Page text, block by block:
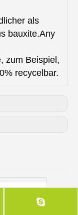
als
bauxite.Any
zum Beispiel,
recycelbar.